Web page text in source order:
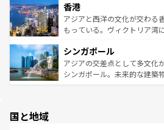
とつ。フォーやバインミー、
ひ現地で味わいたい。どの地
が旅行者を迎えてくれるので
参照してほしい。
の活気が交差している。北部
帯で自然と触れ合い、南部で
いビーチでリゾート気分を楽
激する。気候は一年中温暖で
が待っている。親しみやすい
た文化、そして多様な観光資
香港
アジアと西洋の文化が交わる
もっている。ヴィクトリア湾
み、どこを訪れても感動する
ており、効率よく見どころを
うな絶景から文化的な体験ま
シンガポール
アジアの交差点として多文化
シンガポール。未来的な建築
国と地域